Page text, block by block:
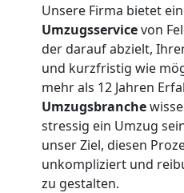
Unsere Firma bietet
Umzugsservicevon
der darauf abzielt,
und kurzfristig wie
mehr als 12 Jahren
Umzugsbranche
stressig ein Umzug
unser Ziel, diesen
unkompliziert und
zu gestalten.